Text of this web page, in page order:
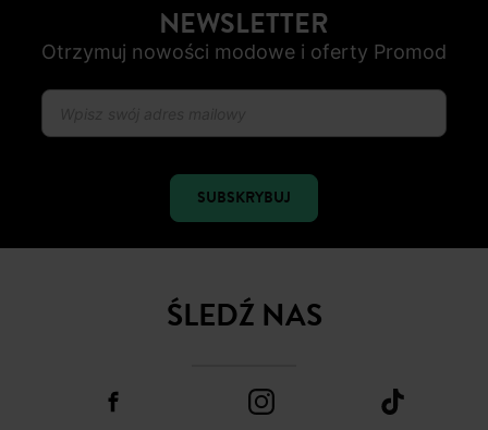
NEWSLETTER
Otrzymuj nowości modowe i oferty Promod
SUBSKRYBUJ
ŚLEDŹ NAS